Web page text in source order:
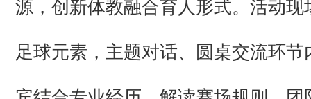
源，创新体教融合育人形式。活动现
足球元素，主题对话、圆桌交流环节